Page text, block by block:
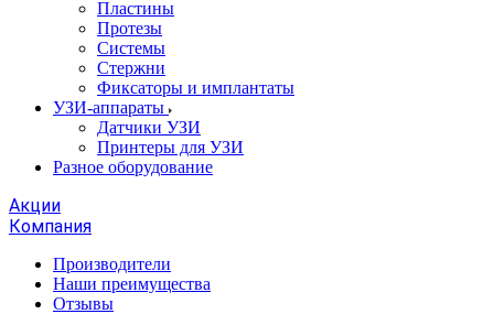
Пластины
Протезы
Системы
Стержни
Фиксаторы и имплантаты
УЗИ-аппараты
Датчики УЗИ
Принтеры для УЗИ
Разное оборудование
Акции
Компания
Производители
Наши преимущества
Отзывы